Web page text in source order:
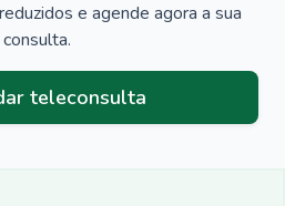
e agende agora a sua
consulta.
teleconsulta